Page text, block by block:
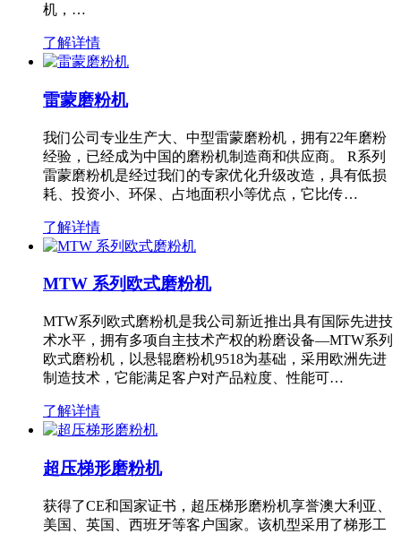
机，…
了解详情
雷蒙磨粉机
我们公司专业生产大、中型雷蒙磨粉机，拥有22年磨粉
经验，已经成为中国的磨粉机制造商和供应商。 R系列
雷蒙磨粉机是经过我们的专家优化升级改造，具有低损
耗、投资小、环保、占地面积小等优点，它比传…
了解详情
MTW 系列欧式磨粉机
MTW系列欧式磨粉机是我公司新近推出具有国际先进技
术水平，拥有多项自主技术产权的粉磨设备—MTW系列
欧式磨粉机，以悬辊磨粉机9518为基础，采用欧洲先进
制造技术，它能满足客户对产品粒度、性能可…
了解详情
超压梯形磨粉机
获得了CE和国家证书，超压梯形磨粉机享誉澳大利亚、
美国、英国、西班牙等客户国家。该机型采用了梯形工